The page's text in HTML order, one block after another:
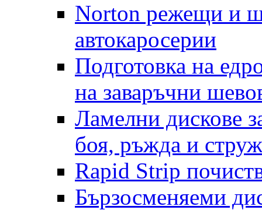
Norton режещи и
автокаросерии
Подготовка на
на заваръчни
Ламелни дискове
боя, ръжда и
Rapid Strip
Бързосменяеми